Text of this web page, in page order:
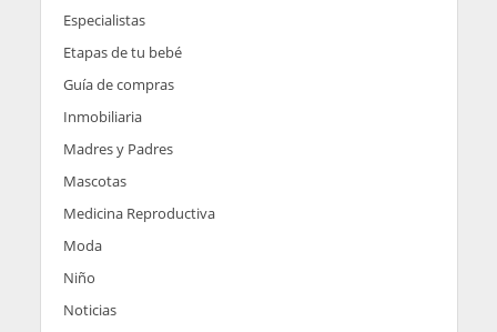
Especialistas
Etapas de tu bebé
Guía de compras
Inmobiliaria
Madres y Padres
Mascotas
Medicina Reproductiva
Moda
Niño
Noticias